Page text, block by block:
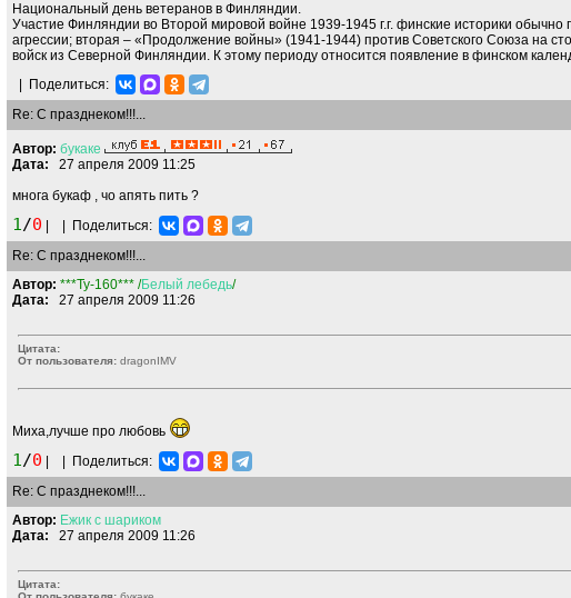
Национальный день ветеранов в Финляндии.
Участие Финляндии во Второй мировой войне 1939-1945 г.г. финские историки
агрессии; вторая – «Продолжение войны» (1941-1944) против Советского Союза на
войск из Северной Финляндии. К этому периоду относится появление в финском
Поделиться:
Re: С празднеком!!!...
Автор: букаке
Дата: 27 апреля 2009 11:25
многа букаф , чо апять пить ?
1/0
Поделиться:
Re: С празднеком!!!...
Автор: ***Ty-160*** /Белый лебедь/
Дата: 27 апреля 2009 11:26
Цитата:
От пользователя: dragonIMV
Миха,лучше про любовь
1/0
Поделиться:
Re: С празднеком!!!...
Автор: Ежик с шариком
Дата: 27 апреля 2009 11:26
Цитата: